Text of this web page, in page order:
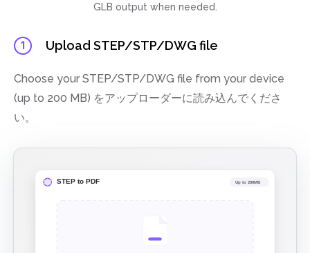
GLB output when needed.
1 Upload STEP/STP/DWG file
Choose your STEP/STP/DWG file from your device
(up to 200 MB) をアップローダーに読み込んでくださ
い。